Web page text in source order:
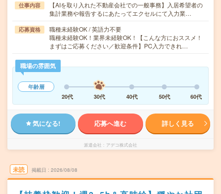
仕事内容
【AIを取り入れた不動産会社での一般事務】入居希望者の
集計業務や報告するにあたってエクセルにて入力業…
応募資格
職種未経験OK / 英語力不要
職種未経験OK！業界未経験OK！【こんな方におススメ！
まずはご応募ください／歓迎条件】PC入力できれ…
職場の雰囲気
年齢層
20代
30代 40代 50代 60代
気になる! 応募へ進む 詳しく見る
派遣会社 アデコ株式会社
未読 掲載日 2026/08/08